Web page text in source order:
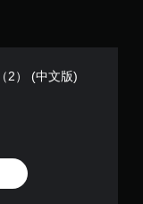
2） (中文版)